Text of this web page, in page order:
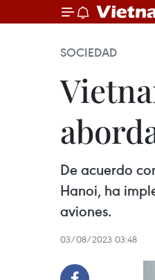
SOCIEDAD
De acuerdo
Hanoi, ha
aviones.
03/08/2023 03:48